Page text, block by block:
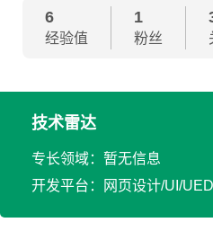
6
经验值
1
粉丝
技术雷达
专长领域：暂无信息
开发平台：网页设计/UI/UED